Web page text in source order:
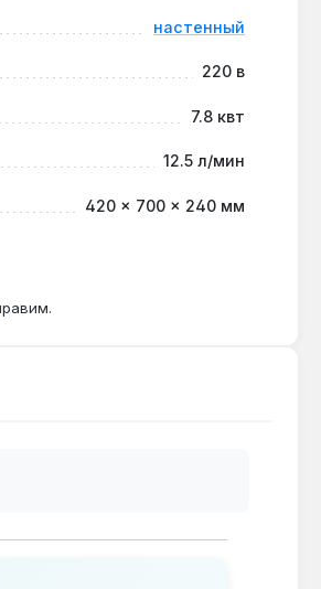
настенный
220 в
7.8 квт
12.5 л/мин
420 × 700 × 240 мм